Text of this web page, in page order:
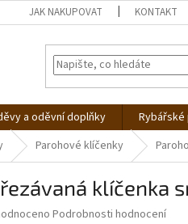
JAK NAKUPOVAT KONTAKT
a oděvní doplňky
Parohové klíčenky
klíčenka
Podrobnosti hodnocení